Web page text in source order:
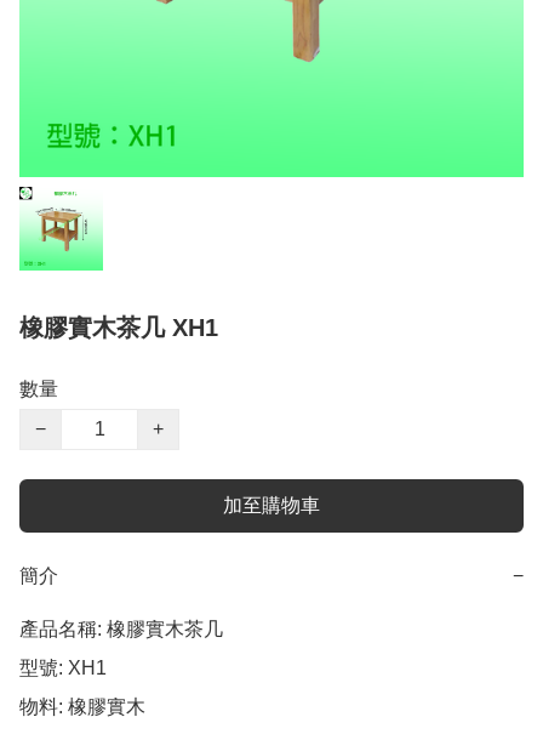
橡膠實木茶几 XH1
數量
−
+
加至購物車
簡介 −
產品名稱: 橡膠實木茶几
型號: XH1
物料: 橡膠實木